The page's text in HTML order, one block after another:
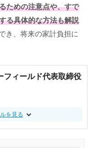
ための注意点や、すで
る具体的な方法も解説
き、将来の家計負担に
フィールド代表取締役
を見る